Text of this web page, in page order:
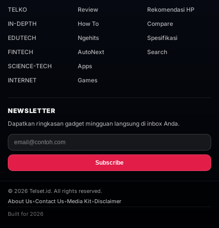
TELKO
IN-DEPTH
EDUTECH
FINTECH
SCIENCE-TECH
INTERNET
Review
How To
Ngehits
AutoNext
Apps
Games
Rekomendasi HP
Compare
Spesifikasi
Search
NEWSLETTER
Dapatkan ringkasan gadget mingguan langsung di inbox Anda.
Subscribe
© 2026 Telset.id. All rights reserved.
About Us•Contact Us•Media Kit•Disclaimer
Built for 2026